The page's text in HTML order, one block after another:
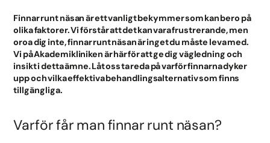
Finnar runt näsan är ett vanligt bekymmer som kan bero på
olika faktorer. Vi förstår att det kan vara frustrerande, men
oroa dig inte, finnar runt näsan är inget du måste leva med.
Vi på Akademikliniken är här för att ge dig vägledning och
insikt i detta ämne. Låt oss ta reda på varför finnarna dyker
upp och vilka effektiva behandlingsalternativ som finns
tillgängliga.
Varför får man finnar runt näsan?